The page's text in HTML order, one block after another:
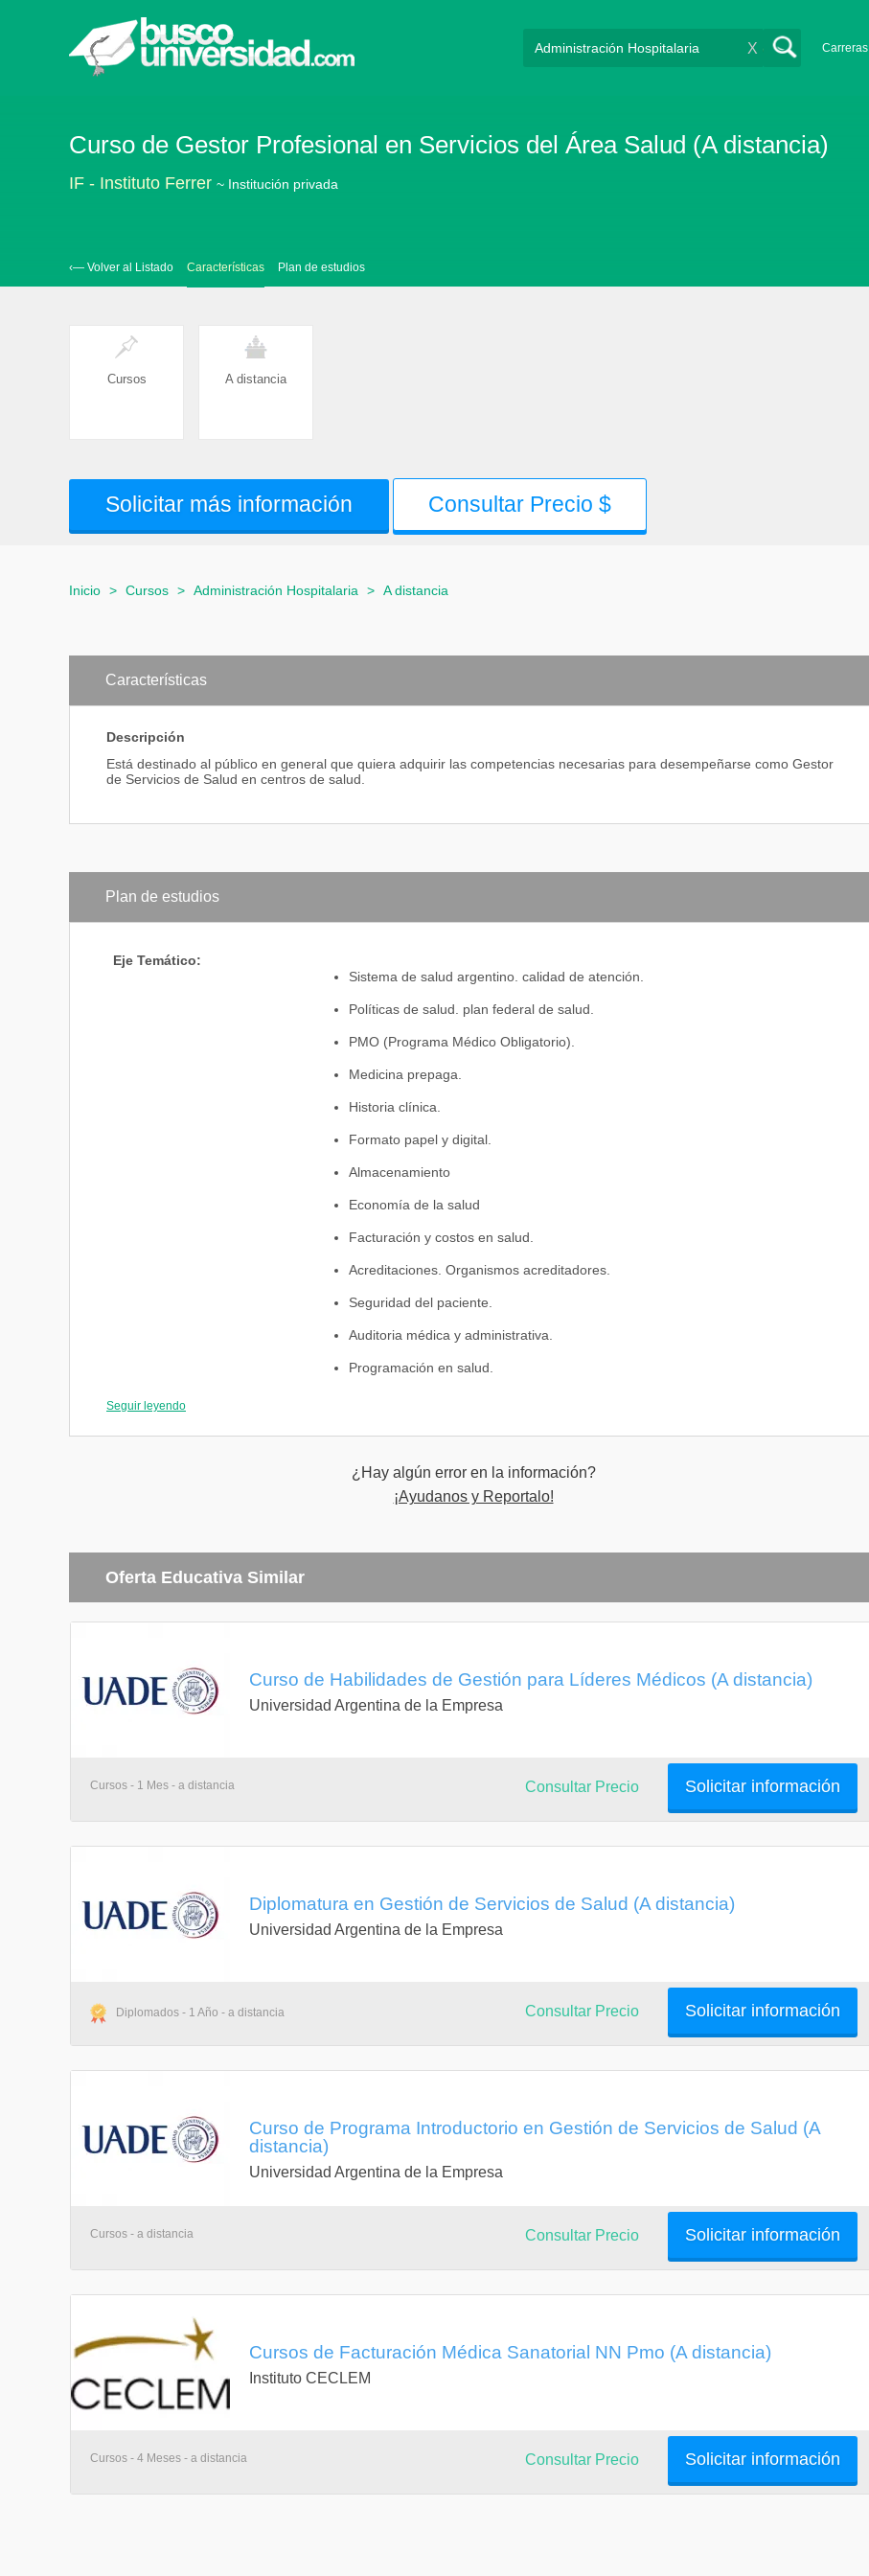
Carreras
X
Curso de Gestor Profesional en Servicios del Área Salud (A distancia)
IF - Instituto Ferrer ~ Institución privada
‹— Volver al Listado Características Plan de estudios
Cursos A distancia
Solicitar más información Consultar Precio $
Inicio > Cursos > Administración Hospitalaria > A distancia
Características
Descripción
Está destinado al público en general que quiera adquirir las competencias necesarias para desempeñarse como Gestor
de Servicios de Salud en centros de salud.
Plan de estudios
Eje Temático:
Sistema de salud argentino. calidad de atención.
Políticas de salud. plan federal de salud.
PMO (Programa Médico Obligatorio).
Medicina prepaga.
Historia clínica.
Formato papel y digital.
Almacenamiento
Economía de la salud
Facturación y costos en salud.
Acreditaciones. Organismos acreditadores.
Seguridad del paciente.
Auditoria médica y administrativa.
Programación en salud.
Seguir leyendo
¿Hay algún error en la información?
¡Ayudanos y Reportalo!
Oferta Educativa Similar
Curso de Habilidades de Gestión para Líderes Médicos (A distancia)
Universidad Argentina de la Empresa
Cursos - 1 Mes - a distancia Solicitar información
Consultar Precio
Diplomatura en Gestión de Servicios de Salud (A distancia)
Universidad Argentina de la Empresa
Diplomados - 1 Año - a distancia Solicitar información
Consultar Precio
Curso de Programa Introductorio en Gestión de Servicios de Salud (A
distancia)
Universidad Argentina de la Empresa
Cursos - a distancia Solicitar información
Consultar Precio
Cursos de Facturación Médica Sanatorial NN Pmo (A distancia)
Instituto CECLEM
Cursos - 4 Meses - a distancia Solicitar información
Consultar Precio